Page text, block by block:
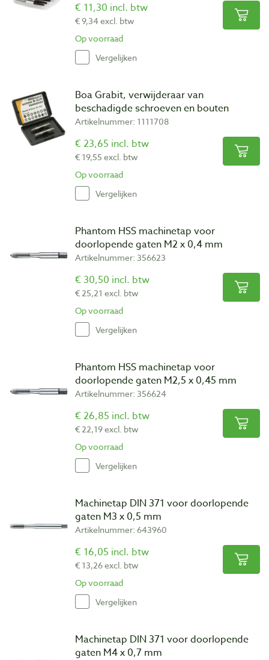
€ 11,30 incl. btw
€ 9,34 excl. btw
Op voorraad
Vergelijken
Boa Grabit, verwijderaar van
beschadigde schroeven en bouten
Artikelnummer: 1111708
€ 23,65 incl. btw
€ 19,55 excl. btw
Op voorraad
Vergelijken
Phantom HSS machinetap voor
doorlopende gaten M2 x 0,4 mm
Artikelnummer: 356623
€ 30,50 incl. btw
€ 25,21 excl. btw
Op voorraad
Vergelijken
Phantom HSS machinetap voor
doorlopende gaten M2,5 x 0,45 mm
Artikelnummer: 356624
€ 26,85 incl. btw
€ 22,19 excl. btw
Op voorraad
Vergelijken
Machinetap DIN 371 voor doorlopende
gaten M3 x 0,5 mm
Artikelnummer: 643960
€ 16,05 incl. btw
€ 13,26 excl. btw
Op voorraad
Vergelijken
Machinetap DIN 371 voor doorlopende
gaten M4 x 0,7 mm